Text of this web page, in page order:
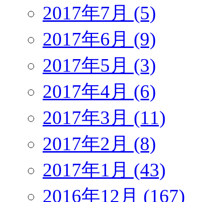
2017年7月 (5)
2017年6月 (9)
2017年5月 (3)
2017年4月 (6)
2017年3月 (11)
2017年2月 (8)
2017年1月 (43)
2016年12月 (167)